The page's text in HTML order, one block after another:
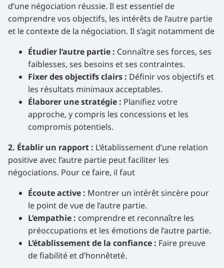
d’une négociation réussie. Il est essentiel de
comprendre vos objectifs, les intérêts de l’autre partie
et le contexte de la négociation. Il s’agit notamment de
Étudier l’autre partie : Connaître ses forces, ses
faiblesses, ses besoins et ses contraintes.
Fixer des objectifs clairs : Définir vos objectifs et
les résultats minimaux acceptables.
Élaborer une stratégie : Planifiez votre
approche, y compris les concessions et les
compromis potentiels.
2. Établir un rapport : L’établissement d’une relation
positive avec l’autre partie peut faciliter les
négociations. Pour ce faire, il faut
Écoute active : Montrer un intérêt sincère pour
le point de vue de l’autre partie.
L’empathie : comprendre et reconnaître les
préoccupations et les émotions de l’autre partie.
L’établissement de la confiance : Faire preuve
de fiabilité et d’honnêteté.